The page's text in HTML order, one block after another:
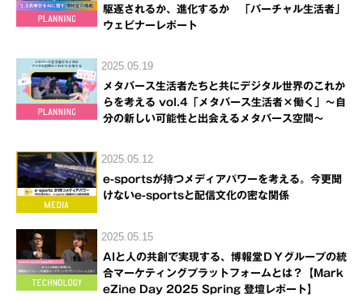
駆逐されるか、進化するか 「バーチャル生活者」
ウェビナーレポート
2025.05.19
メタバース生活者たちと共にデジタル世界のこれか
らを考える vol.4「メタバース生活者×働く」～自
分の新しい可能性と出会えるメタバース空間～
2025.05.12
e-sportsが持つメディアパワーを考える。今更聞
けないe-sportsと配信文化の密な関係
2025.05.15
AIと人の共創で実現する、博報堂ＤＹグループの統
合マーケティングプラットフォームとは？【Mark
eZine Day 2025 Spring 登壇レポート】